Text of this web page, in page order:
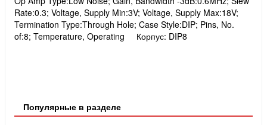
Rate:0.3; Voltage, Supply Min:3V; Voltage, Supply Max:18V;
Termination Type:Through Hole; Case Style:DIP; Pins, No.
of:8; Temperature, Operating
Корпус: DIP8
Популярные в разделе